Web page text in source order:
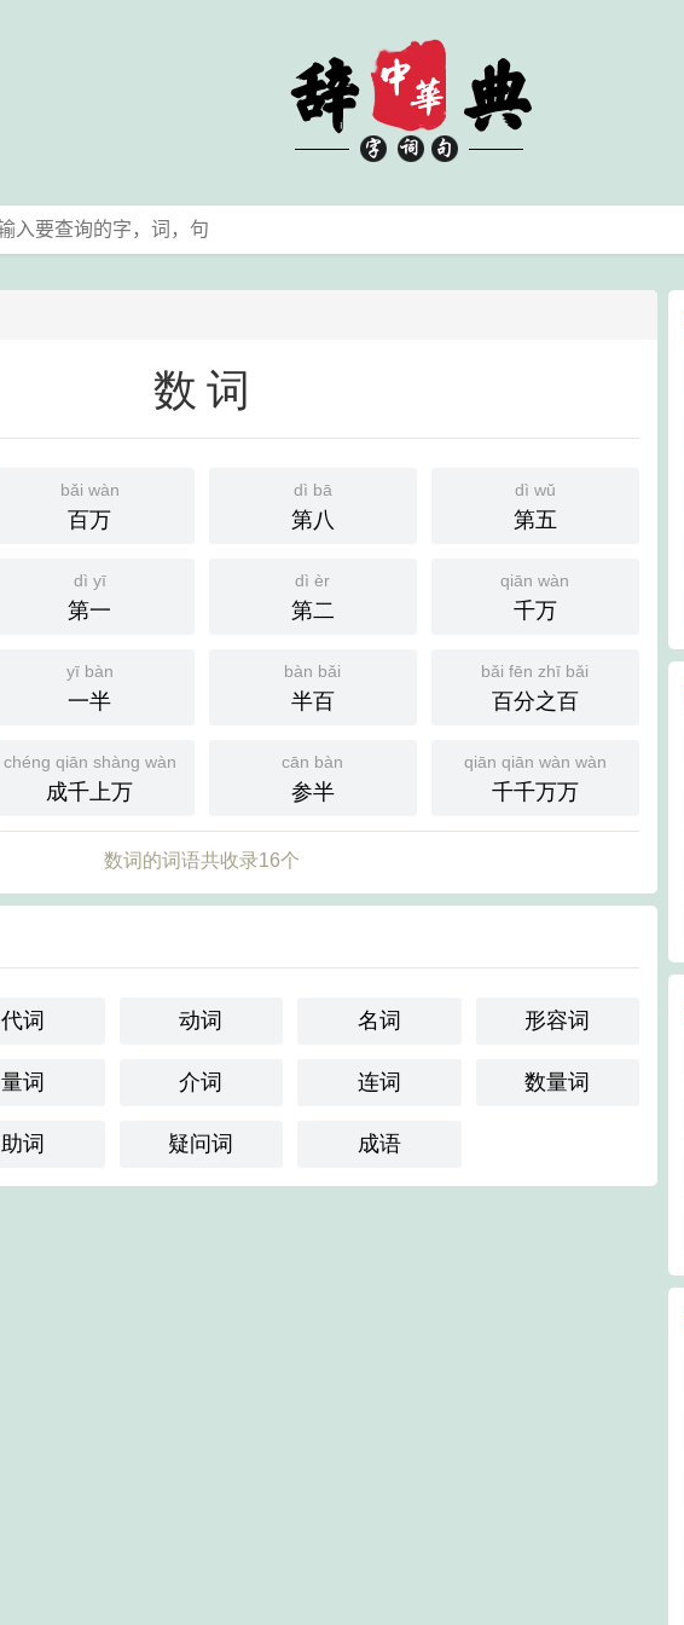
数词
bǎi wàn
百万
dì bā
第八
dì wǔ
第五
dì yī
第一
dì èr
第二
qiān wàn
千万
yī bàn
一半
bàn bǎi
半百
bǎi fēn zhī bǎi
百分之百
chéng qiān shàng wàn
成千上万
cān bàn
参半
qiān qiān wàn wàn
千千万万
数词的词语共收录16个
代词 动词 名词 形容词
量词 介词 连词 数量词
助词 疑问词 成语